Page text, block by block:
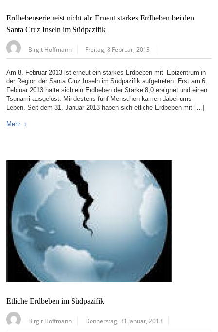
Erdbebenserie reist nicht ab: Erneut starkes Erdbeben bei den
Santa Cruz Inseln im Südpazifik
Birgit Hoffmann Freitag, 8 Februar, 2013
Am 8. Februar 2013 ist erneut ein starkes Erdbeben mit Epizentrum in
der Region der Santa Cruz Inseln im Südpazifik aufgetreten. Erst am 6.
Februar 2013 hatte sich ein Erdbeben der Stärke 8,0 ereignet und einen
Tsunami ausgelöst. Mindestens fünf Menschen kamen dabei ums
Leben. Seit dem 31. Januar 2013 haben sich etliche Erdbeben mit […]
Mehr
Etliche Erdbeben im Südpazifik
Birgit Hoffmann Donnerstag, 31 Januar, 2013